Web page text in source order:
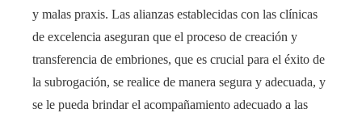
y malas praxis. Las alianzas establecidas con las clínicas
de excelencia aseguran que el proceso de creación y
transferencia de embriones, que es crucial para el éxito de
la subrogación, se realice de manera segura y adecuada, y
se le pueda brindar el acompañamiento adecuado a las